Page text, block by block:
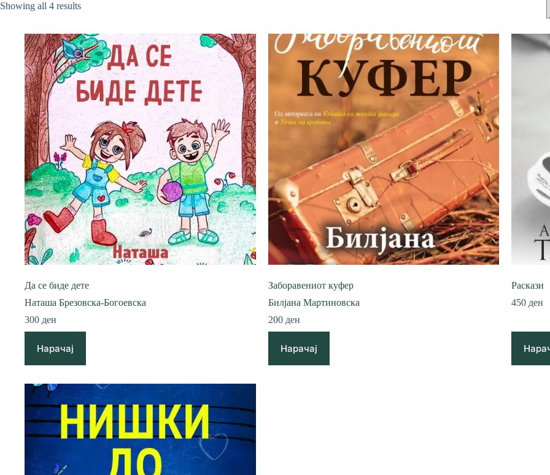
Showing all 4 resultsSorted
Да се биде дете
Наташа Брезовска-Богоевска
300 ден
Нарачај
Заборавениот куфер
Билјана Мартиновска
200 ден
Нарачај
Раскази
450 ден